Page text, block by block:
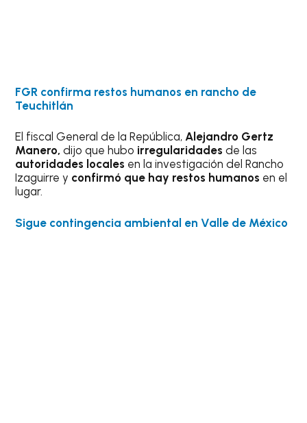
FGR confirma restos humanos en rancho de
Teuchitlán
El fiscal General de la República, Alejandro Gertz
Manero, dijo que hubo irregularidades de las
autoridades locales en la investigación del Rancho
Izaguirre y confirmó que hay restos humanos en el
lugar.
Sigue contingencia ambiental en Valle de México